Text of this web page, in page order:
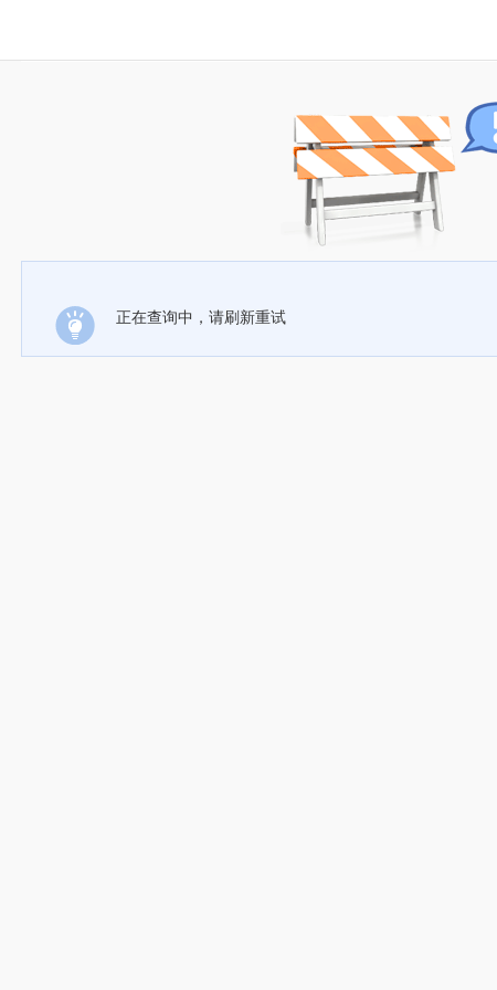
正在查询中，请刷新重试